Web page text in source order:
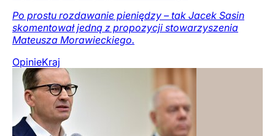
Po prostu rozdawanie pieniędzy – tak Jacek Sasin
skomentował jedną z propozycji stowarzyszenia
Mateusza Morawieckiego.
OpinieKraj